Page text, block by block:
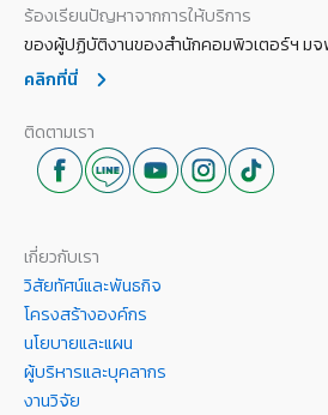
ร้องเรียนปัญหาจากการให้บริการ
ของผู้ปฏิบัติงานของสำนักคอมพิวเตอร์ฯ ม
คลิกที่นี่
ติดตามเรา
เกี่ยวกับเรา
วิสัยทัศน์และพันธกิจ
โครงสร้างองค์กร
นโยบายและแผน
ผู้บริหารและบุคลากร
งานวิจัย